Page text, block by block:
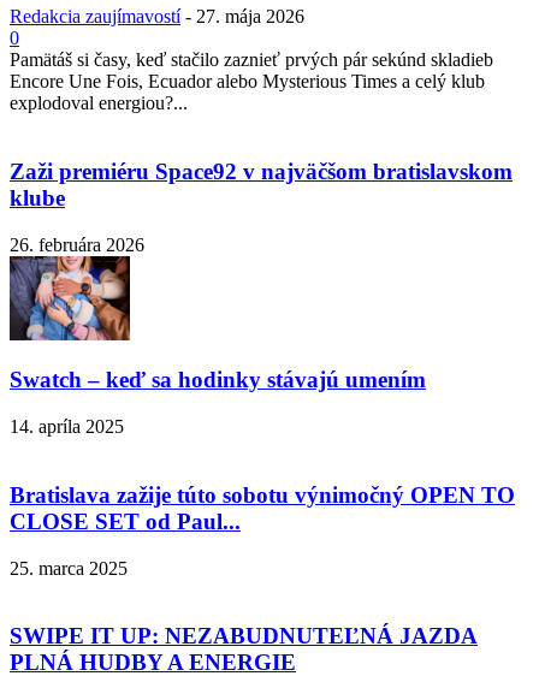
Redakcia zaujímavostí - 27. mája 2026
0
Pamätáš si časy, keď stačilo zaznieť prvých pár sekúnd skladieb
Encore Une Fois, Ecuador alebo Mysterious Times a celý klub
explodoval energiou?...
Zaži premiéru Space92 v najväčšom bratislavskom
klube
26. februára 2026
Swatch – keď sa hodinky stávajú umením
14. apríla 2025
Bratislava zažije túto sobotu výnimočný OPEN TO
CLOSE SET od Paul...
25. marca 2025
SWIPE IT UP: NEZABUDNUTEĽNÁ JAZDA
PLNÁ HUDBY A ENERGIE